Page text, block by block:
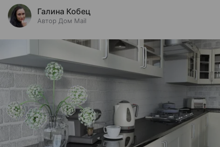
Галина Кобец
Автор Дом Mail